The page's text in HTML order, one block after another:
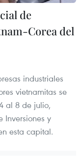
de
Corea del
industriales
vietnamitas se
al 8 de julio,
Inversiones y
esta capital.